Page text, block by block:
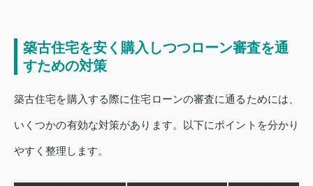
築古住宅を安く購入しつつローン審査を通
すための対策
築古住宅を購入する際に住宅ローンの審査に通るためには、
いくつかの有効な対策があります。以下にポイントを分かり
やすく整理します。